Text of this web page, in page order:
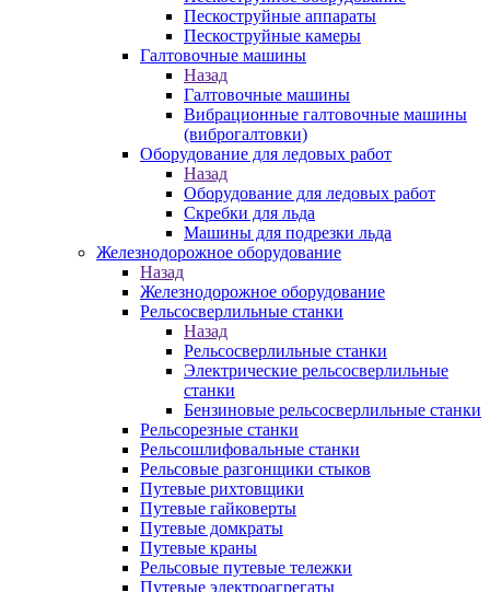
Пескоструйные аппараты
Пескоструйные камеры
Галтовочные машины
Назад
Галтовочные машины
Вибрационные галтовочные машины
(виброгалтовки)
Оборудование для ледовых работ
Назад
Оборудование для ледовых работ
Скребки для льда
Машины для подрезки льда
Железнодорожное оборудование
Назад
Железнодорожное оборудование
Рельсосверлильные станки
Назад
Рельсосверлильные станки
Электрические рельсосверлильные
станки
Бензиновые рельсосверлильные станки
Рельсорезные станки
Рельсошлифовальные станки
Рельсовые разгонщики стыков
Путевые рихтовщики
Путевые гайковерты
Путевые домкраты
Путевые краны
Рельсовые путевые тележки
Путевые электроагрегаты